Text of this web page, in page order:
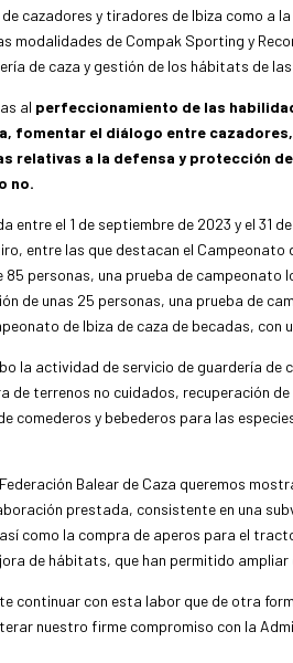
cazadores y tiradores de Ibiza como a
modalidades de Compak Sporting y
de caza y gestión de los hábitats de
al perfeccionamiento de las
fomentar el diálogo entre
relativas a la defensa y protección
no.
entre el 1 de septiembre de 2023 y el 31
entre las que destacan el Campeonato
personas, una prueba de campeonato
de unas 25 personas, una prueba de
de Ibiza de caza de becadas, con
la actividad de servicio de guardería de
de terrenos no cuidados, recuperación
comederos y bebederos para las
Balear de Caza queremos
prestada, consistente en una
como la compra de aperos para el
de hábitats, que han permitido
continuar con esta labor que de otra
nuestro firme compromiso con la